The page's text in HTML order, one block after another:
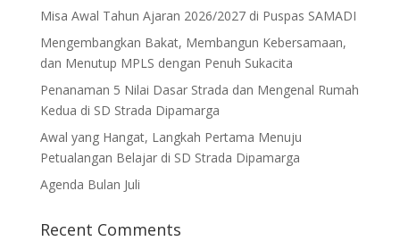
Misa Awal Tahun Ajaran 2026/2027 di Puspas SAMADI
Mengembangkan Bakat, Membangun Kebersamaan,
dan Menutup MPLS dengan Penuh Sukacita
Penanaman 5 Nilai Dasar Strada dan Mengenal Rumah
Kedua di SD Strada Dipamarga
Awal yang Hangat, Langkah Pertama Menuju
Petualangan Belajar di SD Strada Dipamarga
Agenda Bulan Juli
Recent Comments